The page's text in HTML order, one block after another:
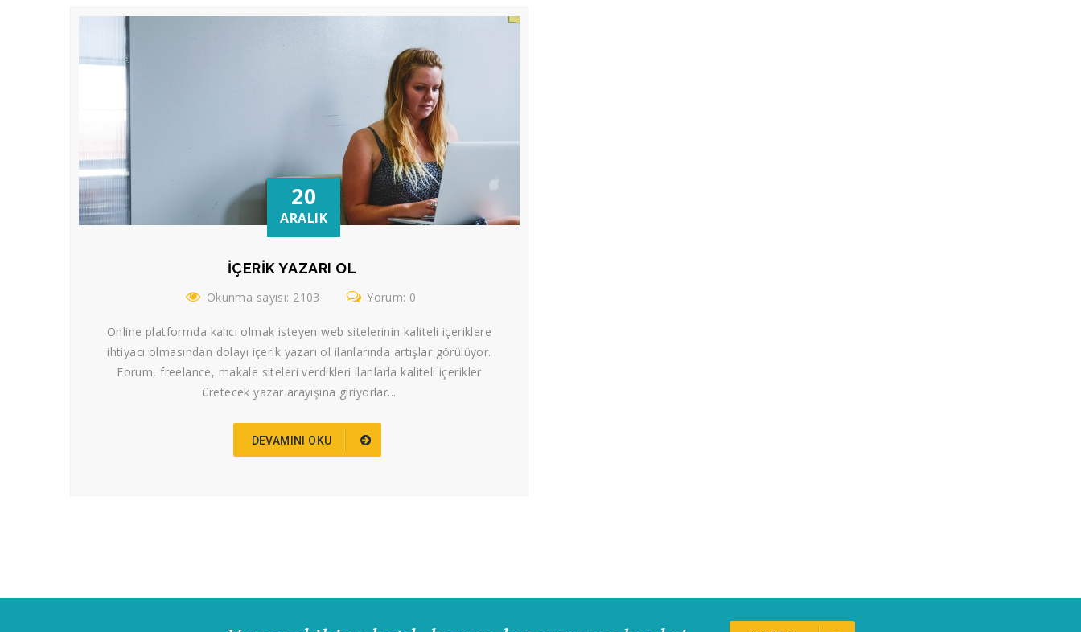
20
ARALIK
İÇERIK YAZARI OL
Okunma sayısı: 2103 Yorum: 0
Online platformda kalıcı olmak isteyen web sitelerinin kaliteli içeriklere
ihtiyacı olmasından dolayı içerik yazarı ol ilanlarında artışlar görülüyor.
Forum, freelance, makale siteleri verdikleri ilanlarla kaliteli içerikler
üretecek yazar arayışına giriyorlar...
DEVAMINI OKU